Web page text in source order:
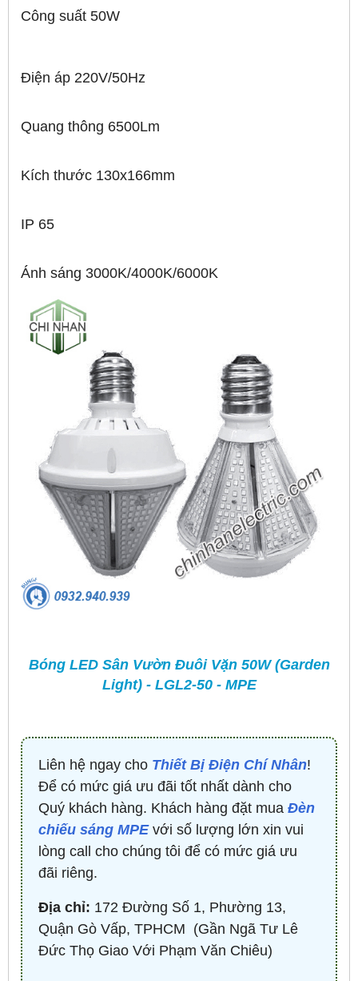
Công suất 50W
Điện áp 220V/50Hz
Quang thông 6500Lm
Kích thước 130x166mm
IP 65
Ánh sáng 3000K/4000K/6000K
Bóng LED Sân Vườn Đuôi Vặn 50W (Garden
Light) - LGL2-50 - MPE
Liên hệ ngay cho Thiết Bị Điện Chí Nhân!
Để có mức giá ưu đãi tốt nhất dành cho
Quý khách hàng. Khách hàng đặt mua Đèn
chiếu sáng MPEvới số lượng lớn xin vui
lòng call cho chúng tôi để có mức giá ưu
đãi riêng.
Địa chỉ: 172 Đường Số 1, Phường 13,
Quận Gò Vấp, TPHCM ​ (Gần Ngã Tư Lê
Đức Thọ Giao Với Phạm Văn Chiêu)